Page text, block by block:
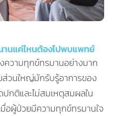
านแค่ไหนต้องไปพบแพทย์
ความทุกข์ทรมานอย่างมาก
วนใหญ่มักรับรู้อาการของ
กติและไม่สมเหตุสมผลใน
อผู้ป่วยมีความทุกข์ทรมานใจ